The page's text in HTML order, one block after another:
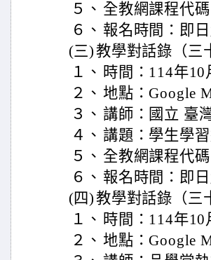
５、 全教網課程代
６、 報名時間：即
(三)教學對話錄（三
１、 時間：114年
２、 地點：Google
３、 講師：國立 臺
４、 講題：學生學
５、 全教網課程代
６、 報名時間：即
(四)教學對話錄（三
１、 時間：114年
２、 地點：Google